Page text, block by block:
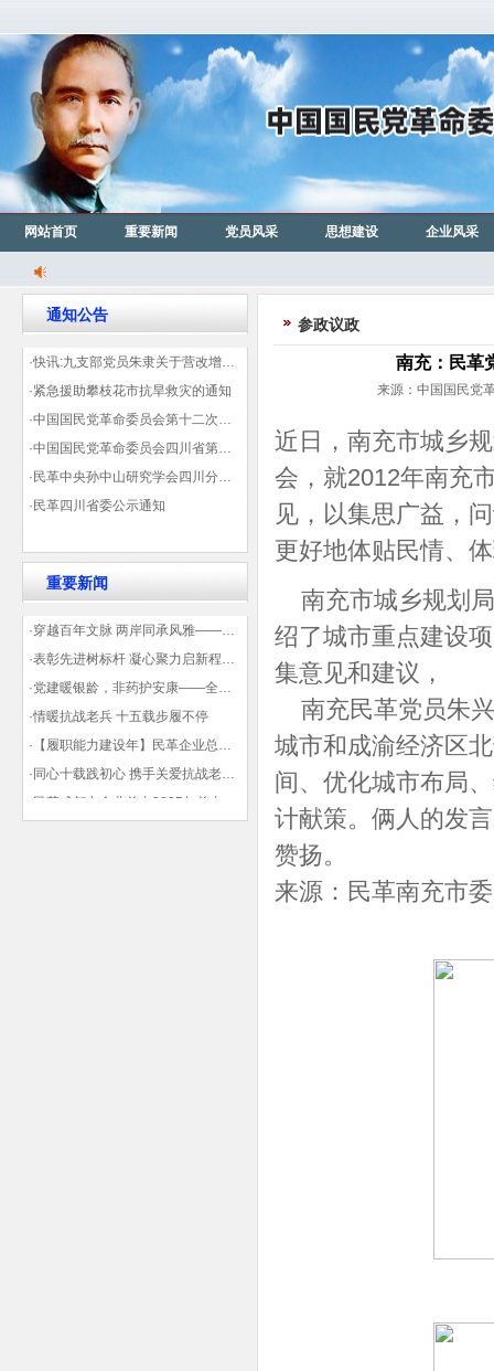
网站首页 重要新闻 党员风采 思想建设 企业风采
通知公告
·快讯:九支部党员朱隶关于营改增信息宣传力度的建议那篇已被省政协采用
·紧急援助攀枝花市抗旱救灾的通知
·中国国民党革命委员会第十二次全国代表大会代表登记表（下载）
·中国国民党革命委员会四川省第十一次代表大会代表登记表（下载）
·民革中央孙中山研究学会四川分会领导机构及成员名单
·民革四川省委公示通知
重要新闻
·穿越百年文脉 两岸同承风雅——民革四川省委会“中山天府大讲堂”第三讲在蓉举办
·表彰先进树标杆 凝心聚力启新程——民革企业总支部参加2025年度先进表彰大会有感
·党建暖银龄，非药护安康——全球健康公益大讲堂温情纪实
·情暖抗战老兵 十五载步履不停
·【履职能力建设年】民革企业总支部联合多地民革基层组织发起“夏日送清凉”活动 致敬“乡镇美容师”
·同心十载践初心 携手关爱抗战老兵——民革企业总支部 十年帮扶抗战老兵工作纪实
参政议政
南充：民革
来源：中国国民党
近日，南充市城乡
会，就2012年南充
见，以集思广益，
更好地体贴民情、
南充市城乡规划
绍了城市重点建设
集意见和建议，
南充民革党员朱
城市和成渝经济区
间、优化城市布局
计献策。俩人的发
赞扬。
来源：民革南充市